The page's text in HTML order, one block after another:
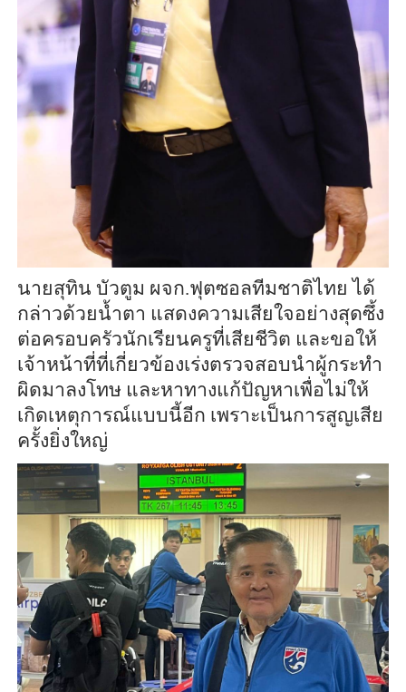
นายสุทิน บัวตูม ผจก.ฟุตซอลทีมชาติไทย ได้
กล่าวด้วยน้ำตา แสดงความเสียใจอย่างสุดซึ้ง
ต่อครอบครัวนักเรียนครูที่เสียชีวิต และขอให้
เจ้าหน้าที่ที่เกี่ยวข้องเร่งตรวจสอบนำผู้กระทำ
ผิดมาลงโทษ และหาทางแก้ปัญหาเพื่อไม่ให้
เกิดเหตุการณ์แบบนี้อีก เพราะเป็นการสูญเสีย
ครั้งยิ่งใหญ่